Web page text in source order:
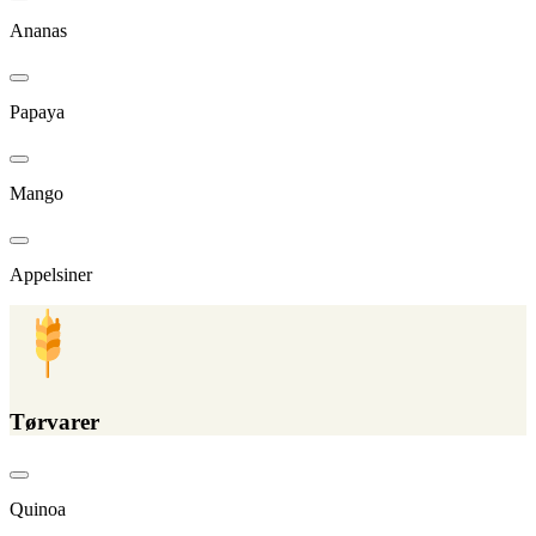
Ananas
Papaya
Mango
Appelsiner
Tørvarer
Quinoa